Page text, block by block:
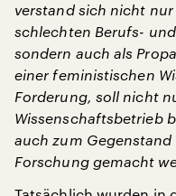
verstand sich nicht
schlechten Berufs-
sondern auch als
einer feministischen
Forderung, soll nicht
Wissenschaftsbetrieb
auch zum
Forschung gemacht